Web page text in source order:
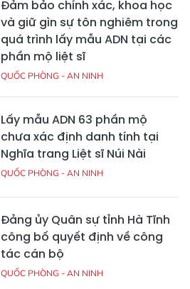
Đảm bảo chính xác, khoa học
và giữ gìn sự tôn nghiêm trong
quá trình lấy mẫu ADN tại các
phần mộ liệt sĩ
QUỐC PHÒNG - AN NINH
Lấy mẫu ADN 63 phần mộ
chưa xác định danh tính tại
Nghĩa trang Liệt sĩ Núi Nài
QUỐC PHÒNG - AN NINH
Đảng ủy Quân sự tỉnh Hà Tĩnh
công bố quyết định về công
tác cán bộ
QUỐC PHÒNG - AN NINH